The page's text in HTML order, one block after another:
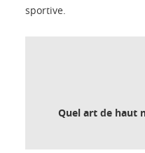
sportive.
Quel art de haut